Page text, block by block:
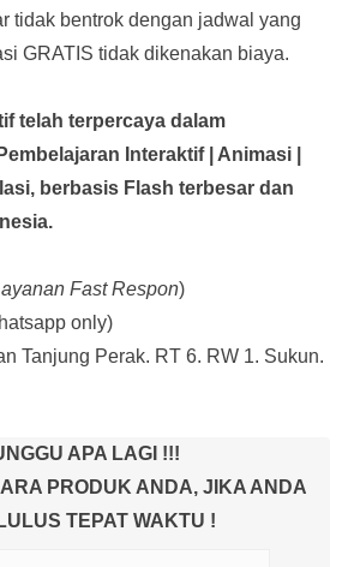
tidak bentrok dengan jadwal yang
GRATIS tidak dikenakan biaya.
telah terpercaya dalam
Interaktif| Animasi |
berbasis Flash terbesar dan
Fast Respon)
only)
Tanjung Perak. RT 6. RW 1. Sukun.
APA LAGI !!!
PRODUK ANDA, JIKA ANDA
TEPAT WAKTU !